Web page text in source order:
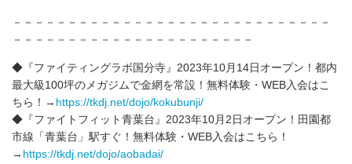
－－－－－－－－－－－－－－－－－－－－－－－－－－－－－
－－－－－－－－－－－－－－－－－－－－－－
◆『ファイティングラボ国分寺』2023年10月14日オープン！都内
最大級100坪のメガジムで金網を常設！無料体験・WEB入会はこ
ちら！→ https://tkdj.net/dojo/kokubunji/
◆『ファイトフィット青葉台』2023年10月2日オープン！田園都
市線「青葉台」駅すぐ！無料体験・WEB入会はこちら！
→ https://tkdj.net/dojo/aobadai/